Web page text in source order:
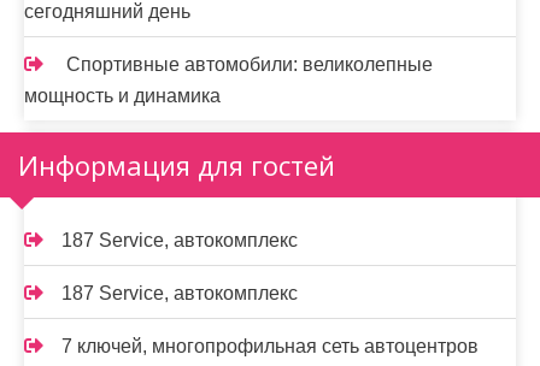
сегодняшний день
Спортивные автомобили: великолепные
мощность и динамика
Информация для гостей
187 Service, автокомплекс
187 Service, автокомплекс
7 ключей, многопрофильная сеть автоцентров